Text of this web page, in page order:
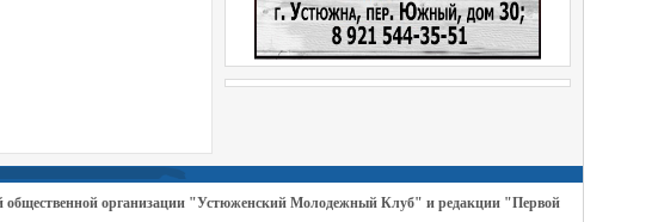
общественной организации "Устюженский Молодежный Клуб" и редакции "Первой